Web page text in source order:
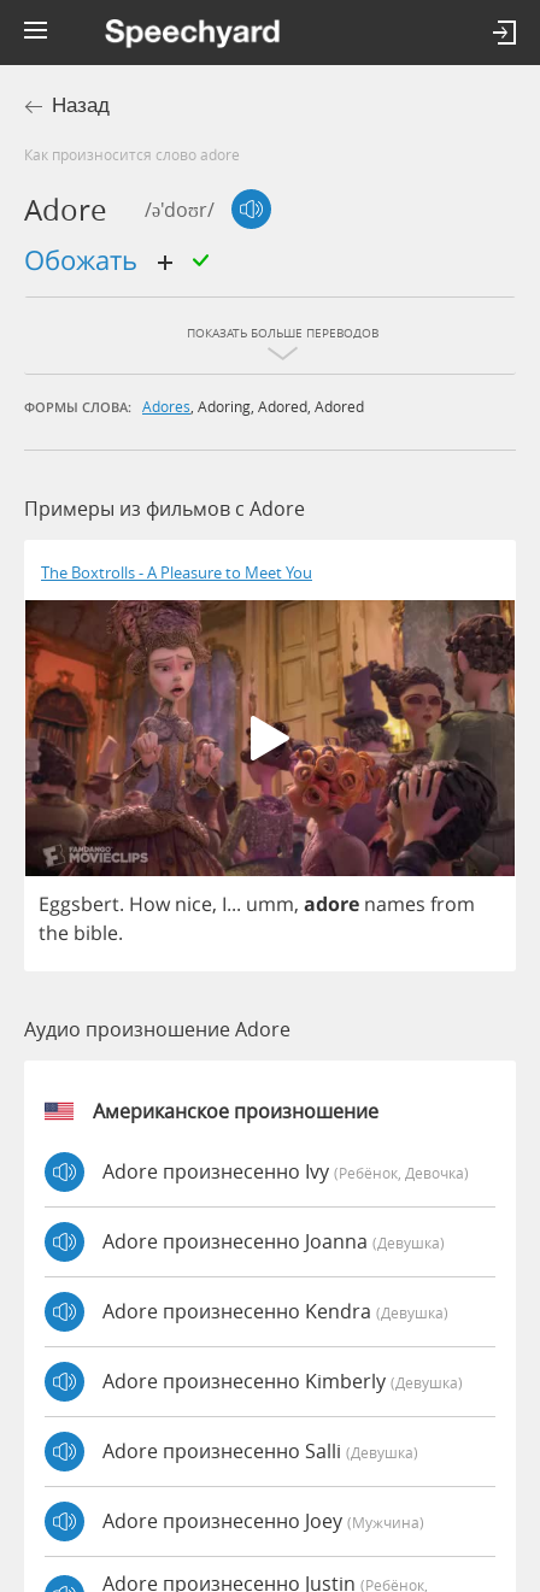
Назад
Как произносится слово adore
Adore /ə'doʊr/
обожать
ПОКАЗАТЬ БОЛЬШЕ ПЕРЕВОДОВ
ФОРМЫ СЛОВА: Adores, Adoring, Adored, Adored
Примеры из фильмов c Adore
The Boxtrolls - A Pleasure to Meet You
Eggsbert. How nice, I... umm, adore names from
the bible.
Аудио произношение Adore
Американское произношение
Adore произнесенно Ivy (Ребёнок, Девочка)
Adore произнесенно Joanna (девушка)
Adore произнесенно Kendra (девушка)
Adore произнесенно Kimberly (девушка)
Adore произнесенно Salli (девушка)
Adore произнесенно Joey (мужчина)
Adore произнесенно Justin (Ребёнок,